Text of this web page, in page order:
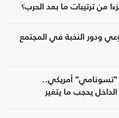
من ترتيبات ما بعد الحرب؟
ودور النخبة في المجتمع
"تسونامي" أمريكي..
يحجب ما يتغير